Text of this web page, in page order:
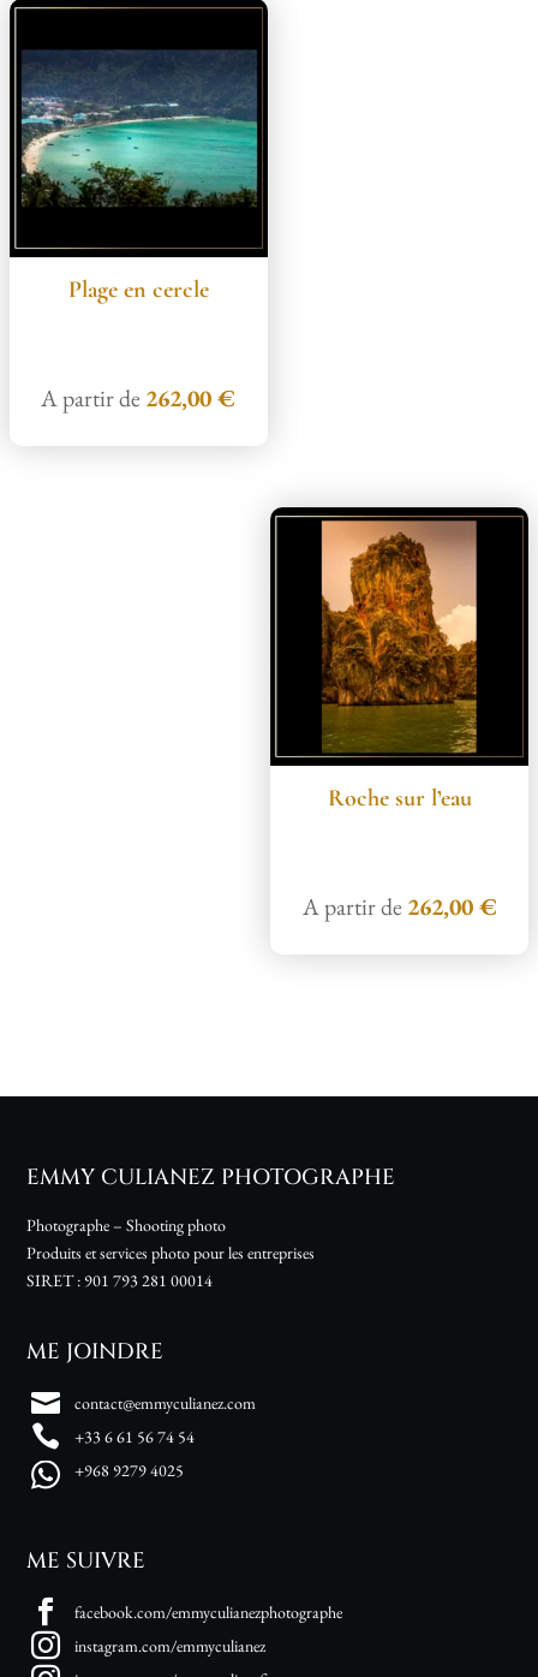
Plage en cercle
A partir de 262,00€
Roche sur l’eau
A partir de 262,00€
EMMY CULIANEZ PHOTOGRAPHE
Photographe – Shooting photo
Produits et services photo pour les entreprises
SIRET : 901 793 281 00014
ME JOINDRE
contact@emmyculianez.com
+33 6 61 56 74 54
+968 9279 4025
ME SUIVRE
facebook.com/emmyculianezphotographe
instagram.com/emmyculianez